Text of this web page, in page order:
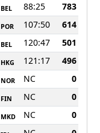
BEL 88:25
783
POR 107:50
614
BEL 120:47
501
HKG 121:17
496
NOR NC
0
FIN NC
0
MKD NC
0